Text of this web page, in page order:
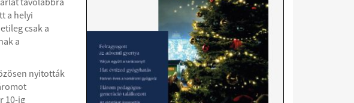
a helyi
csak a
a
nyitották
10-ig